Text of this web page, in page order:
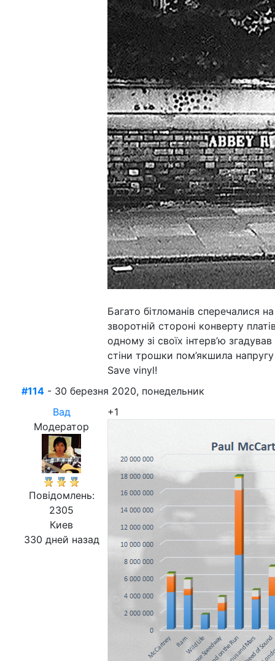
Багато бітломанів сперечалися
зворотній стороні конверту
одному зі своїх інтерв’ю
стіни трошки пом’якшила
Save vinyl!
#114 - 30 березня 2020, понедельник
Вад
Модератор
Повідомлень:
2305
Киев
330 дней назад
+1